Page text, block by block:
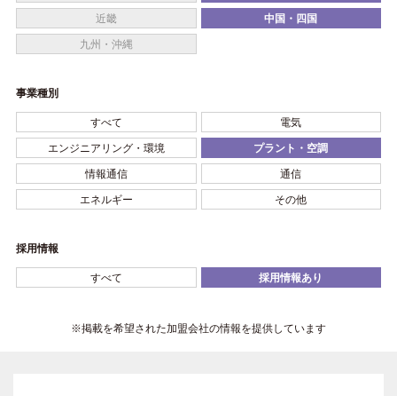
近畿 中国・四国
九州・沖縄
事業種別
すべて 電気
エンジニアリング・環境 プラント・空調
情報通信 通信
エネルギー その他
採用情報
すべて 採用情報あり
※掲載を希望された加盟会社の情報を提供しています